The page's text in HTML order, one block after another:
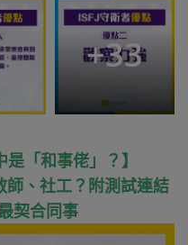
+33
「和事佬」？】
、社工？附測試連結
契合同事